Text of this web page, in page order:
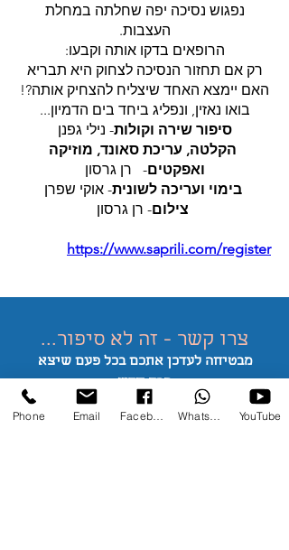
נפגוש נסיכה יפה שחלתה במחלת
העצבות.
הרופאים בדקו אותה וקבעו:
רק אם תחזור הנסיכה לצחוק היא תבריא
האם יימצא האחד שיצליח להצחיק אותה?!
בואו נאזין, ונפליג ביחד בים הדמיון...
סיפור שירה וקולות- נילי גפנן
הקלטה, עריכת סאונד, מוזיקה
ואפקטים- רן גרסון
בימוי ועריכה לשונית- אוקי שפרן
צילום- רן גרסון
https://www.saprili.com/register
צרו קשר - זה לא סיפור...
מבטיחה לעדכן אתכם בכל פעם שיצא
פרק חדש
*אשרו את המייל שלי כדי לא יגיע לספאם
Phone Email YouTube